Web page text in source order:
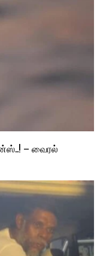
– வைரல்